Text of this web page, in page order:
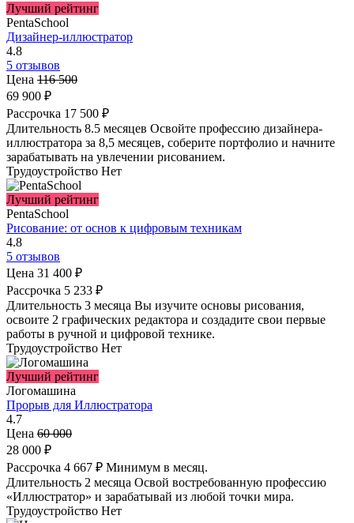
Лучший рейтинг
PentaSchool
Дизайнер-иллюстратор
4.8
5 отзывов
Цена 116 500
69 900 ₽
Рассрочка 17 500 ₽
Длительность 8.5 месяцев Освойте профессию дизайнера-
иллюстратора за 8,5 месяцев, соберите портфолио и начните
зарабатывать на увлечении рисованием.
Трудоустройство Нет
Лучший рейтинг
PentaSchool
Рисование: от основ к цифровым техникам
4.8
5 отзывов
Цена 31 400 ₽
Рассрочка 5 233 ₽
Длительность 3 месяца Вы изучите основы рисования,
освоите 2 графических редактора и создадите свои первые
работы в ручной и цифровой технике.
Трудоустройство Нет
Лучший рейтинг
Логомашина
Прорыв для Иллюстратора
4.7
Цена 60 000
28 000 ₽
Рассрочка 4 667 ₽ Минимум в месяц.
Длительность 2 месяца Освой востребованную профессию
«Иллюстратор» и зарабатывай из любой точки мира.
Трудоустройство Нет